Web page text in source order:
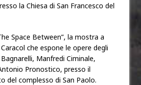
la Chiesa di San Francesco del
Space Between”, la mostra a
che espone le opere degli
Manfredi Ciminale,
Pronostico, presso il
del complesso di San Paolo.